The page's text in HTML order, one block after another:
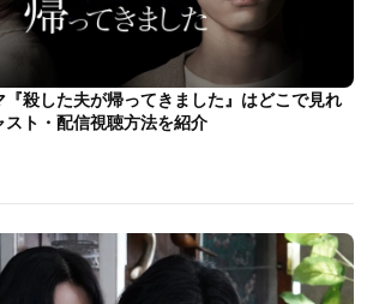
殺した夫が帰ってきました』はどこで見れ
ト・配信視聴方法を紹介